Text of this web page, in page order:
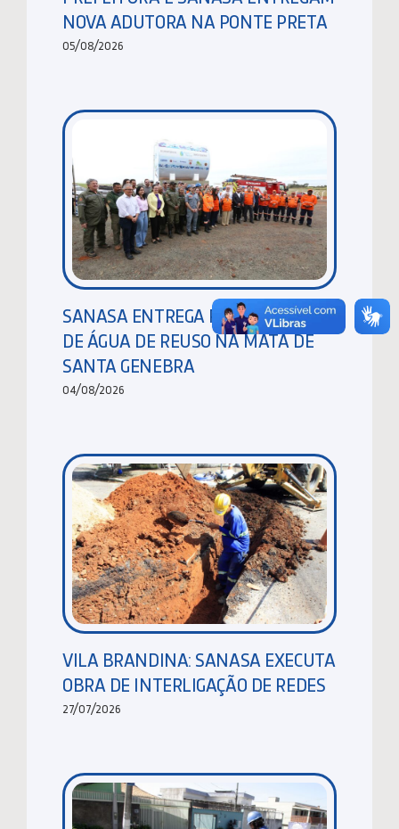
NOVA ADUTORA NA PONTE PRETA
05/08/2026
SANASA ENTREGA RESERVATÓRIO
DE ÁGUA DE REUSO NA MATA DE
SANTA GENEBRA
04/08/2026
VILA BRANDINA: SANASA EXECUTA
OBRA DE INTERLIGAÇÃO DE REDES
27/07/2026